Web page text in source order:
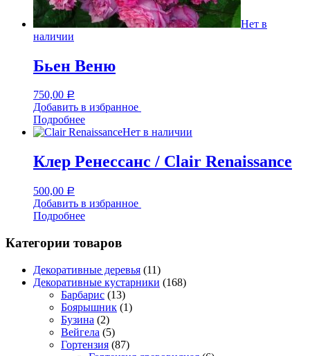
Нет в
наличии
Бьен Веню
750,00 Р
Добавить в избранное
Подробнее
Нет в наличии
Клер Ренессанс / Clair Renaissance
500,00 Р
Добавить в избранное
Подробнее
Категории товаров
Декоративные деревья (11)
Декоративные кустарники (168)
Барбарис (13)
Боярышник (1)
Бузина (2)
Вейгела (5)
Гортензия (87)